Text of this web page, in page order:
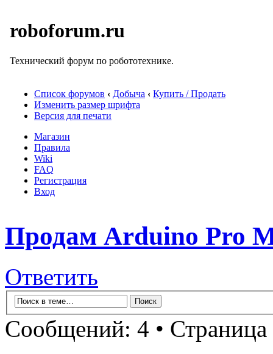
roboforum.ru
Технический форум по робототехнике.
Список форумов ‹ Добыча ‹ Купить / Продать
Изменить размер шрифта
Версия для печати
Магазин
Правила
Wiki
FAQ
Регистрация
Вход
Продам Arduino Pro
Ответить
Сообщений: 4 • Страница